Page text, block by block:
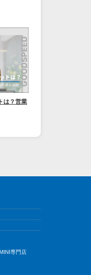
は？営業
専門店